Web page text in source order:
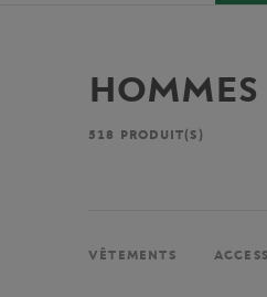
HOMMES
518 PRODUIT(S)
VÊTEMENTS